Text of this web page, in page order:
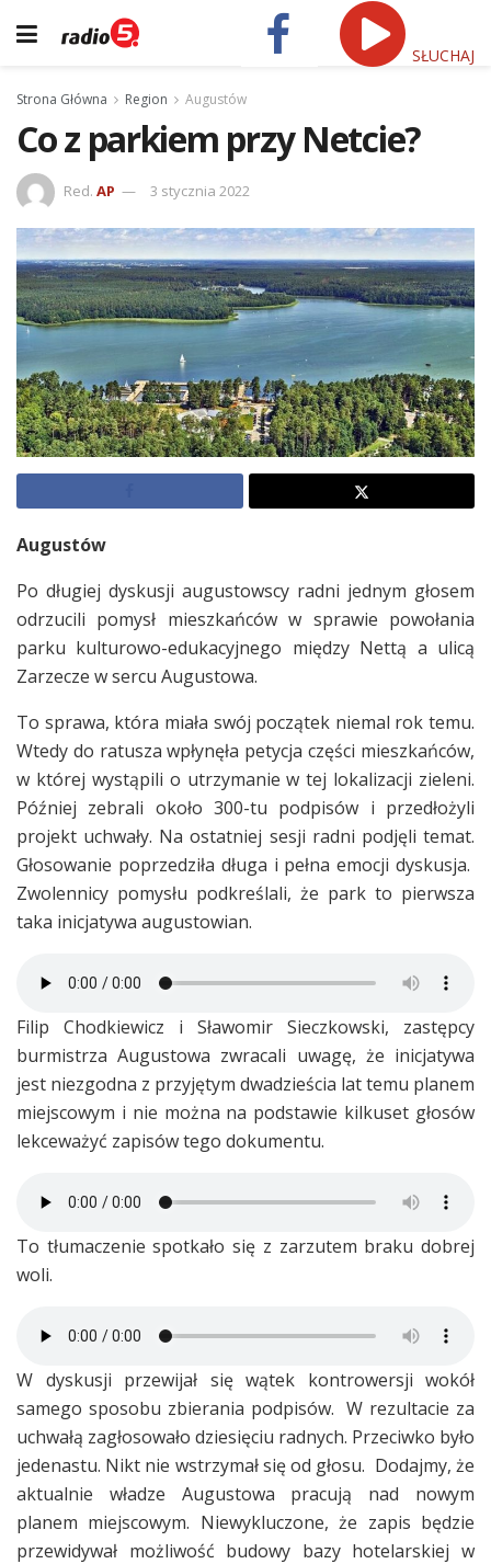
SŁUCHAJ
Strona Główna Region Augustów
Co z parkiem przy Netcie?
Red. AP 3 stycznia 2022
Augustów
Po długiej dyskusji augustowscy radni jednym głosem
odrzucili pomysł mieszkańców w sprawie powołania
parku kulturowo-edukacyjnego między Nettą a ulicą
Zarzecze w sercu Augustowa.
To sprawa, która miała swój początek niemal rok temu.
Wtedy do ratusza wpłynęła petycja części mieszkańców,
w której wystąpili o utrzymanie w tej lokalizacji zieleni.
Później zebrali około 300-tu podpisów i przedłożyli
projekt uchwały. Na ostatniej sesji radni podjęli temat.
Głosowanie poprzedziła długa i pełna emocji dyskusja.
Zwolennicy pomysłu podkreślali, że park to pierwsza
taka inicjatywa augustowian.
Filip Chodkiewicz i Sławomir Sieczkowski, zastępcy
burmistrza Augustowa zwracali uwagę, że inicjatywa
jest niezgodna z przyjętym dwadzieścia lat temu planem
miejscowym i nie można na podstawie kilkuset głosów
lekceważyć zapisów tego dokumentu.
To tłumaczenie spotkało się z zarzutem braku dobrej
woli.
W dyskusji przewijał się wątek kontrowersji wokół
samego sposobu zbierania podpisów. W rezultacie za
uchwałą zagłosowało dziesięciu radnych. Przeciwko było
jedenastu. Nikt nie wstrzymał się od głosu. Dodajmy, że
aktualnie władze Augustowa pracują nad nowym
planem miejscowym. Niewykluczone, że zapis będzie
przewidywał możliwość budowy bazy hotelarskiej w